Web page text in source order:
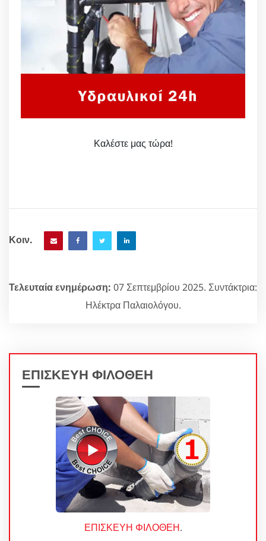
Καλέστε μας τώρα!
Κοιν.
Τελευταία ενημέρωση: 07 Σεπτεμβρίου 2025. Συντάκτρια:
Ηλέκτρα Παλαιολόγου.
ΕΠΙΣΚΕΥΗ ΦΙΛΟΘΕΗ
ΕΠΙΣΚΕΥΗ ΦΙΛΟΘΕΗ.